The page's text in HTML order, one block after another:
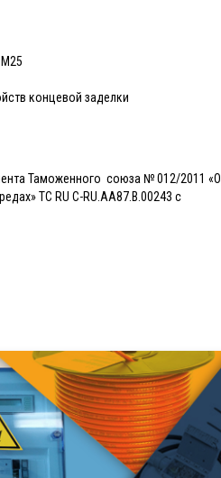
концевой заделки
Таможенного союза № 012/2011 «О
TC RU C-RU.АА87.В.00243 с